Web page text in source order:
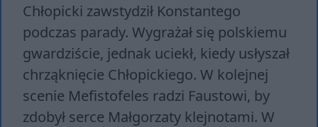
Chłopicki zawstydził Konstantego
podczas parady. Wygrażał się polskiemu
gwardziście, jednak uciekł, kiedy usłyszał
chrząknięcie Chłopickiego. W kolejnej
scenie Mefistofeles radzi Faustowi, by
zdobył serce Małgorzaty klejnotami. W